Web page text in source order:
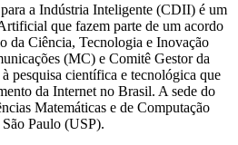
a Indústria Inteligente (CDII) é um
que fazem parte de um acordo
da Ciência, Tecnologia e Inovação
(MC) e Comitê Gestor da
pesquisa científica e tecnológica que
da Internet no Brasil. A sede do
Matemáticas e de Computação
Paulo (USP).